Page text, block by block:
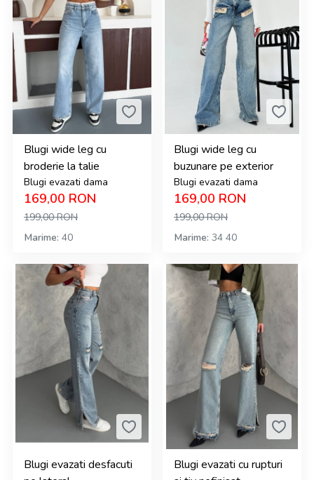
Blugi wide leg cu
broderie la talie
Blugi evazati dama
169,00 RON
199,00RON
Marime 40
Blugi wide leg cu
buzunare pe exterior
Blugi evazati dama
169,00 RON
199,00RON
Marime 34 40
Blugi evazati desfacuti
Blugi evazati cu rupturi